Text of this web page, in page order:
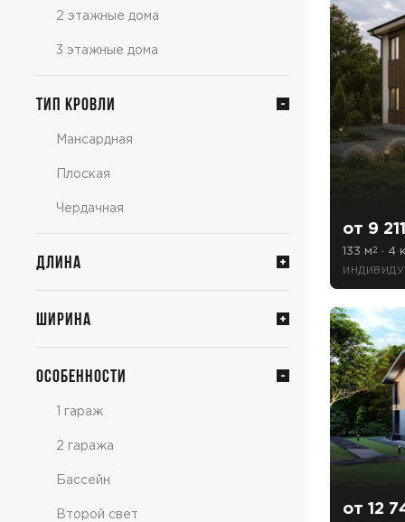
от 9
133 м2 · 4
от 12
2 этажные дома
3 этажные дома
Тип кровли
Мансардная
Плоская
Чердачная
Длина
Ширина
Особенности
1 гараж
2 гаража
Бассейн
Второй свет